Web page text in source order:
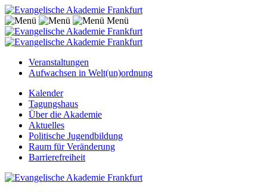
Menü
Veranstaltungen
Aufwachsen in Welt(un)ordnung
Kalender
Tagungshaus
Über die Akademie
Aktuelles
Politische Jugendbildung
Raum für Veränderung
Barrierefreiheit